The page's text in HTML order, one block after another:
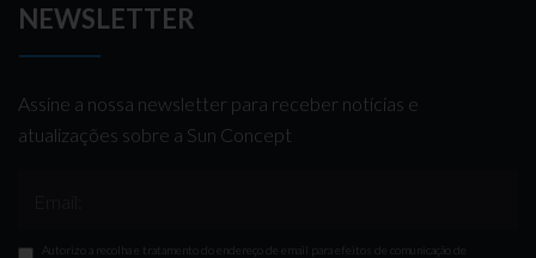
NEWSLETTER
Assine a nossa newsletter para receber notícias e
atualizações sobre a Sun Concept
Autorizo a recolha e tratamento do endereço de email para efeitos de comunicação de